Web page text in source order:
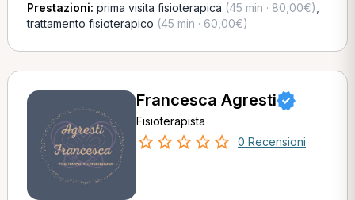
Prestazioni: prima visita fisioterapica (45 min · 80,00€)
trattamento fisioterapico (45 min · 60,00€)
Francesca Agresti
Fisioterapista
0 Recensioni